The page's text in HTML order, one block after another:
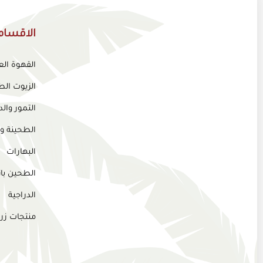
القهوة
الزيوت
التمور
الطحينة
البهارات
الطحين
الدراجية
منتجات